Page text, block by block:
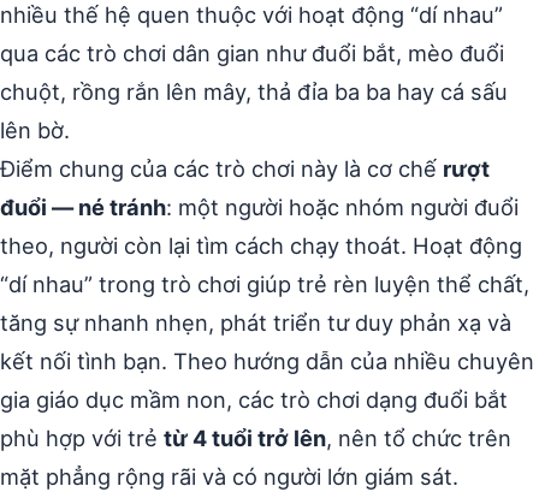
nhiều thế hệ quen thuộc với hoạt động “dí nhau”
qua các trò chơi dân gian như đuổi bắt, mèo đuổi
chuột, rồng rắn lên mây, thả đỉa ba ba hay cá sấu
lên bờ.
Điểm chung của các trò chơi này là cơ chế rượt
đuổi — né tránh: một người hoặc nhóm người đuổi
theo, người còn lại tìm cách chạy thoát. Hoạt động
“dí nhau” trong trò chơi giúp trẻ rèn luyện thể chất,
tăng sự nhanh nhẹn, phát triển tư duy phản xạ và
kết nối tình bạn. Theo hướng dẫn của nhiều chuyên
gia giáo dục mầm non, các trò chơi dạng đuổi bắt
phù hợp với trẻ từ 4 tuổi trở lên, nên tổ chức trên
mặt phẳng rộng rãi và có người lớn giám sát.